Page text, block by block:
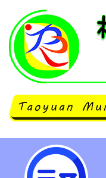
neilrpjhstyc